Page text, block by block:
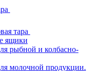
тара
ящики
рыбной и колбасно-
молочной продукции.